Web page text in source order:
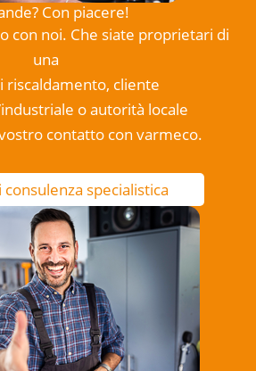
Con piacere!
con noi. Che siate proprietari di
una
riscaldamento, cliente
o autorità locale
contatto con varmeco.
consulenza specialistica